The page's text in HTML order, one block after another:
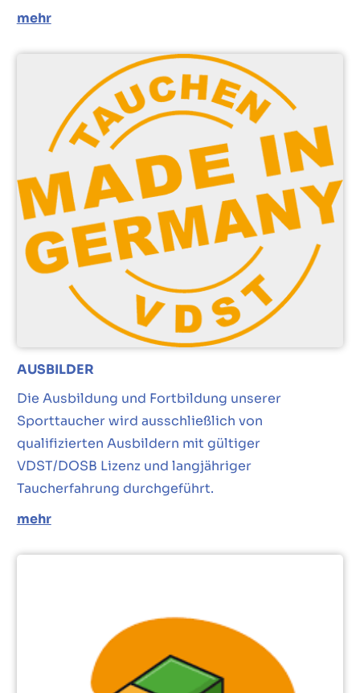
mehr
AUSBILDER
Die Ausbildung und Fortbildung unserer
Sporttaucher wird ausschließlich von
qualifizierten Ausbildern mit gültiger
VDST/DOSB Lizenz und langjähriger
Taucherfahrung durchgeführt.
mehr